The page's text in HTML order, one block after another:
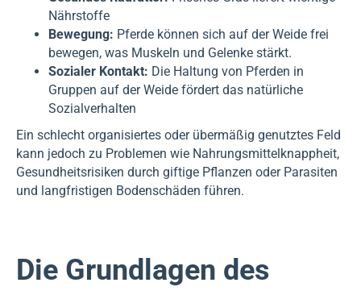
Nährstoffe
Bewegung: Pferde können sich auf der Weide frei
bewegen, was Muskeln und Gelenke stärkt.
Sozialer Kontakt: Die Haltung von Pferden in
Gruppen auf der Weide fördert das natürliche
Sozialverhalten
Ein schlecht organisiertes oder übermäßig genutztes Feld
kann jedoch zu Problemen wie Nahrungsmittelknappheit,
Gesundheitsrisiken durch giftige Pflanzen oder Parasiten
und langfristigen Bodenschäden führen.
Die Grundlagen des